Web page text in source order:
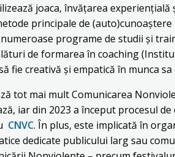
joaca, învățarea experiențială
principale de (auto)cunoaștere
programe de studii și
de formarea în coaching
fie creativă și empatică în munca sa
tot mai mult Comunicarea
iar din 2023 a început procesul de
CNVC. În plus, este implicată în
dedicate publicului larg sau